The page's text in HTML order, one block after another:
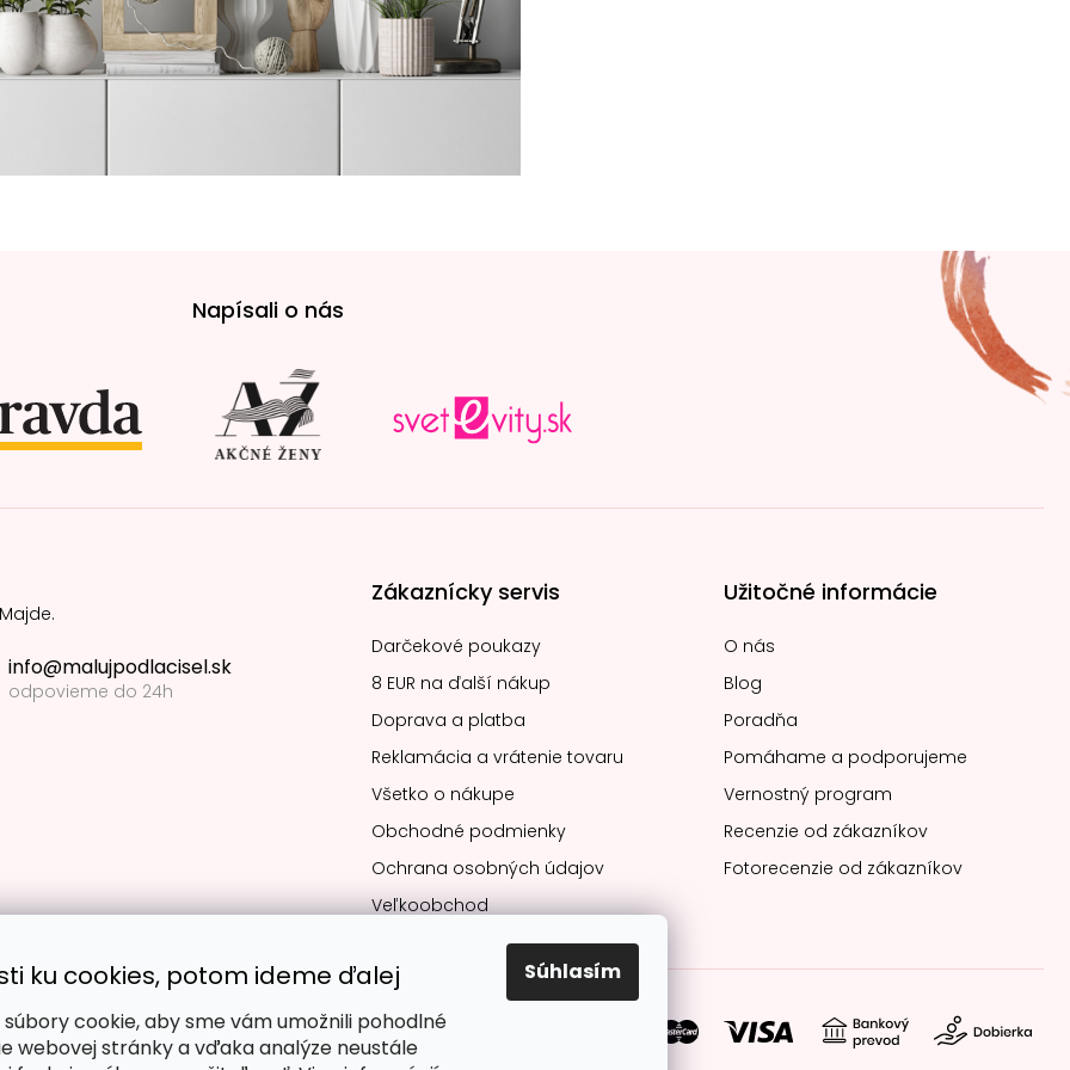
ku cookies, potom ideme ďalej
cookie, aby sme vám umožnili pohodlné
webovej stránky a vďaka analýze neustále
Súhlasím
Napísali o nás
info@malujpodlacisel.sk
odpovieme do 24h
Zákaznícky servis
Darčekové poukazy
8 EUR na ďalší nákup
Doprava a platba
Reklamácia a vrátenie tovaru
Všetko o nákupe
Obchodné podmienky
Ochrana osobných údajov
Veľkoobchod
Užitočné informácie
O nás
Blog
Poradňa
Pomáhame a podporujeme
Vernostný program
Recenzie od zákazníkov
Fotorecenzie od zákazníkov
Obľúbené spôsoby platby: